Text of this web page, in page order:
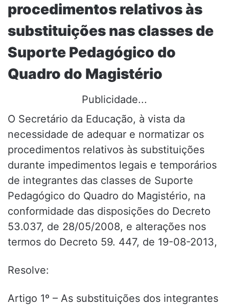
procedimentos relativos às
substituições nas classes de
Suporte Pedagógico do
Quadro do Magistério
Publicidade...
O Secretário da Educação, à vista da
necessidade de adequar e normatizar os
procedimentos relativos às substituições
durante impedimentos legais e temporários
de integrantes das classes de Suporte
Pedagógico do Quadro do Magistério, na
conformidade das disposições do Decreto
53.037, de 28/05/2008, e alterações nos
termos do Decreto 59. 447, de 19-08-2013,
Resolve:
Artigo 1º – As substituições dos integrantes